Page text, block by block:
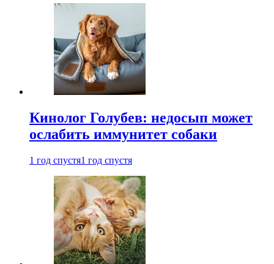
Кинолог Голубев: недосып может
ослабить иммунитет собаки
1 год спустя1 год спустя